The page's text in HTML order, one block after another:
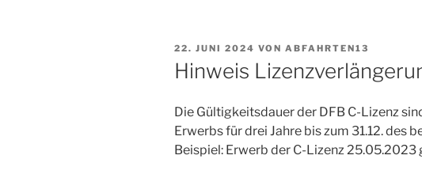
VERÖFFENTLICHT
AM
22. JUNI 2024 VON ABFAHRTEN13
Hinweis
Die Gültigkeitsdauer der DFB C-Lizenz
Erwerbs für drei Jahre bis zum 31.12. des
Beispiel: Erwerb der C-Lizenz 25.05.2023